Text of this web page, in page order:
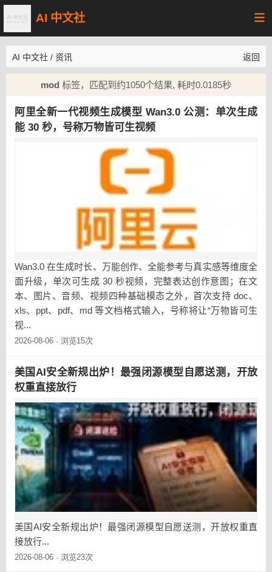
AI 中文社
AI 中文社 / 资讯 返回
mod 标签，匹配到约1050个结果, 耗时0.0185秒
阿里全新一代视频生成模型 Wan3.0 公测：单次生成
能 30 秒，号称万物皆可生视频
Wan3.0 在生成时长、万能创作、全能参考与真实感等维度全
面升级，单次可生成 30 秒视频，完整表达创作意图；在文
本、图片、音频、视频四种基础模态之外，首次支持 doc、
xls、ppt、pdf、md 等文档格式输入，号称将让“万物皆可生
视...
2026-08-06 · 浏览15次
美国AI安全新规出炉！最强闭源模型自愿送测，开放
权重直接放行
美国AI安全新规出炉！最强闭源模型自愿送测，开放权重直
接放行...
2026-08-06 · 浏览23次